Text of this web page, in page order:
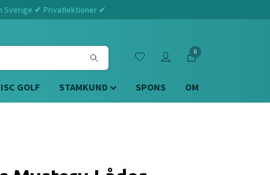
Sverige ✔ Privatlektioner ✔
0
GOLF STAMKUND SPONS OM